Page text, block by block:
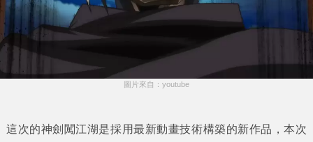
圖片來自：youtube
這次的神劍闖江湖是採用最新動畫技術構築的新作品，本次